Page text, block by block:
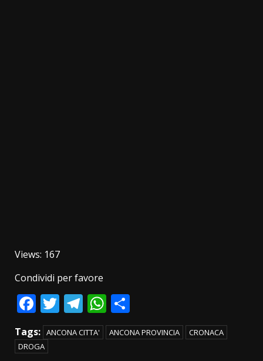
Views: 167
Condividi per favore
Facebook
Twitter
Telegram
WhatsApp
Tags: ANCONA CITTA' ANCONA PROVINCIA
CRONACA
DROGA